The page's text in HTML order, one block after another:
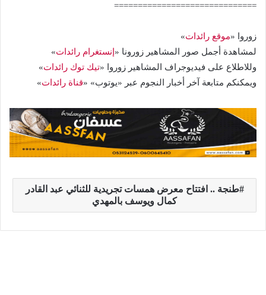
==============================
زوروا «موقع رائدات»
لمشاهدة أجمل صور المشاهير زورونا « إنستغرام رائدات»
وللاطلاع على فيديوجراف المشاهير زوروا «تيك توك رائدات»
ويمكنكم متابعة آخر أخبار النجوم عبر «يوتوب» «قناة رائدات»
طنجة .. افتتاح معرض همسات تجريدية للثنائي عبد القادر
كمال ويوسف بالمهدي